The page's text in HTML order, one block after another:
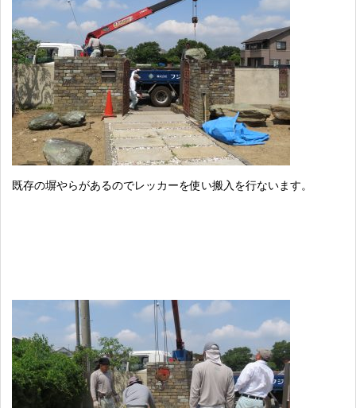
既存の塀やらがあるのでレッカーを使い搬入を行ないます。